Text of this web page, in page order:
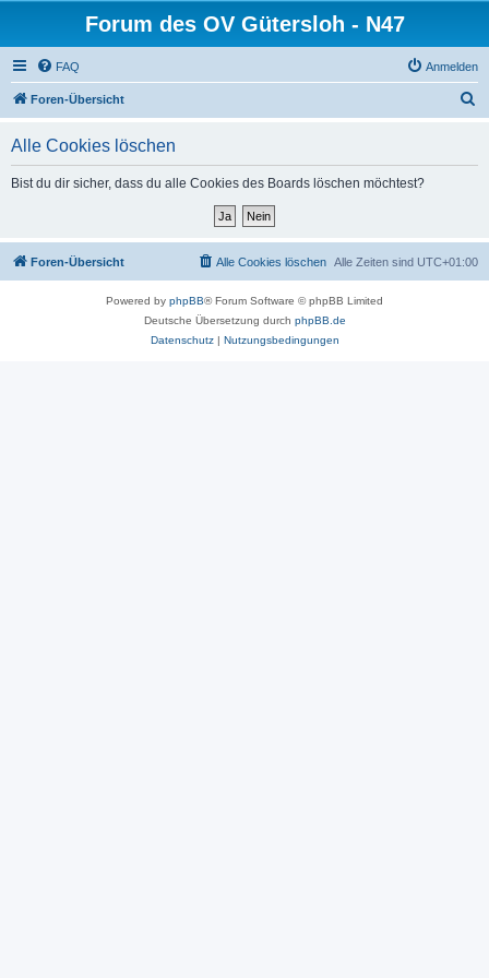
Forum des OV Gütersloh - N47
FAQ Anmelden
Foren-Übersicht
Alle Cookies löschen
Bist du dir sicher, dass du alle Cookies des Boards löschen möchtest?
Foren-Übersicht Alle Zeiten sind UTC+01:00
Alle Cookies löschen
Powered by phpBB® Forum Software © phpBB Limited
Deutsche Übersetzung durch phpBB.de
Datenschutz| Nutzungsbedingungen